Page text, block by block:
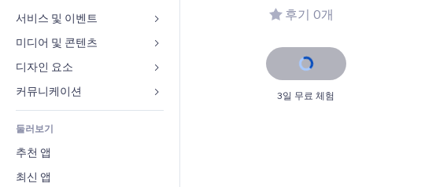
모바일
사이트 통계
사이트 목록
이메일
쇼핑몰 관련 앱
배송
판매 버튼
회계
쿠폰 및 로열티
창고 서비스
서비스 및 이벤트
호텔
이벤트
음식점
부동산
예약
미디어 및 콘텐츠
갤러리
뮤직
팟캐스트
사진
동영상
PDF
디자인 요소
지도 및 내비게이션
개인정보 및 보안
시계
페이지 템플릿
이미지 효과
양식
블로그
설문
채팅
둘러보기
추천 앱
최신 앱
후기 0개
3일 무료 체험